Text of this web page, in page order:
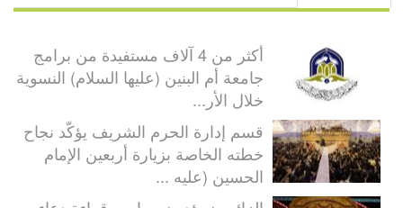
أكثر من 4 آلاف مستفيدة من برامج
جامعة أم البنين (عليها السلام) النسوية
خلال الأر...
قسم إدارة الحرم الشريف يؤكّد نجاح
خطته الخاصة بزيارة أربعين الإمام
الحسين (عليه ...